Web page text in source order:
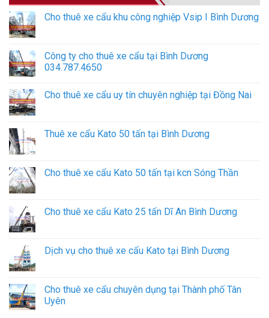
Cho thuê xe cẩu khu công nghiệp Vsip I Bình Dương
Công ty cho thuê xe cẩu tại Bình Dương
034.787.4650
Cho thuê xe cẩu uy tín chuyên nghiệp tại Đồng Nai
Thuê xe cẩu Kato 50 tấn tại Bình Dương
Cho thuê xe cẩu Kato 50 tấn tại kcn Sóng Thần
Cho thuê xe cẩu Kato 25 tấn Dĩ An Bình Dương
Dịch vụ cho thuê xe cẩu Kato tại Bình Dương
Cho thuê xe cẩu chuyên dụng tại Thành phố Tân
Uyên